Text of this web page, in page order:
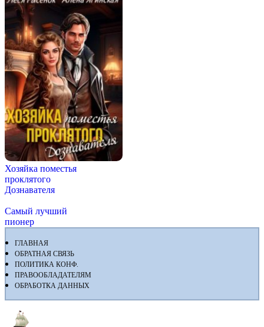
Хозяйка поместья
проклятого
Дознавателя
Самый лучший
пионер
ГЛАВНАЯ
ОБРАТНАЯ СВЯЗЬ
ПОЛИТИКА КОНФ.
ПРАВООБЛАДАТЕЛЯМ
ОБРАБОТКА ДАННЫХ